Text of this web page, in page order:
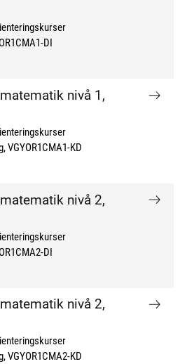
DI
nivå 1,
VGYOR1CMA1-KD
nivå 2,
DI
nivå 2,
VGYOR1CMA2-KD